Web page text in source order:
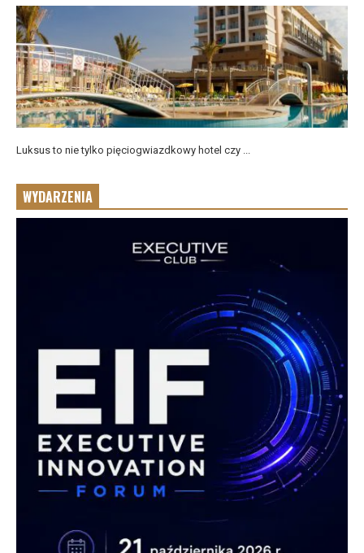
Luksus to nie tylko pięciogwiazdkowy hotel czy ...
WYDARZENIA